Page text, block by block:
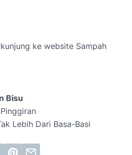
ke website Sampah
Bisu
Lebih Dari Basa-Basi